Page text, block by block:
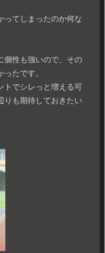
ってしまったのか何な
個性も強いので、その
たです。
トでシレっと増える可
りも期待しておきたい